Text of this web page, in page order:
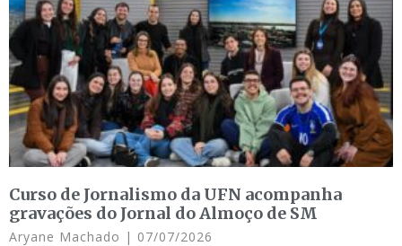
Curso de Jornalismo da UFN acompanha
gravações do Jornal do Almoço de SM
Aryane Machado 07/07/2026